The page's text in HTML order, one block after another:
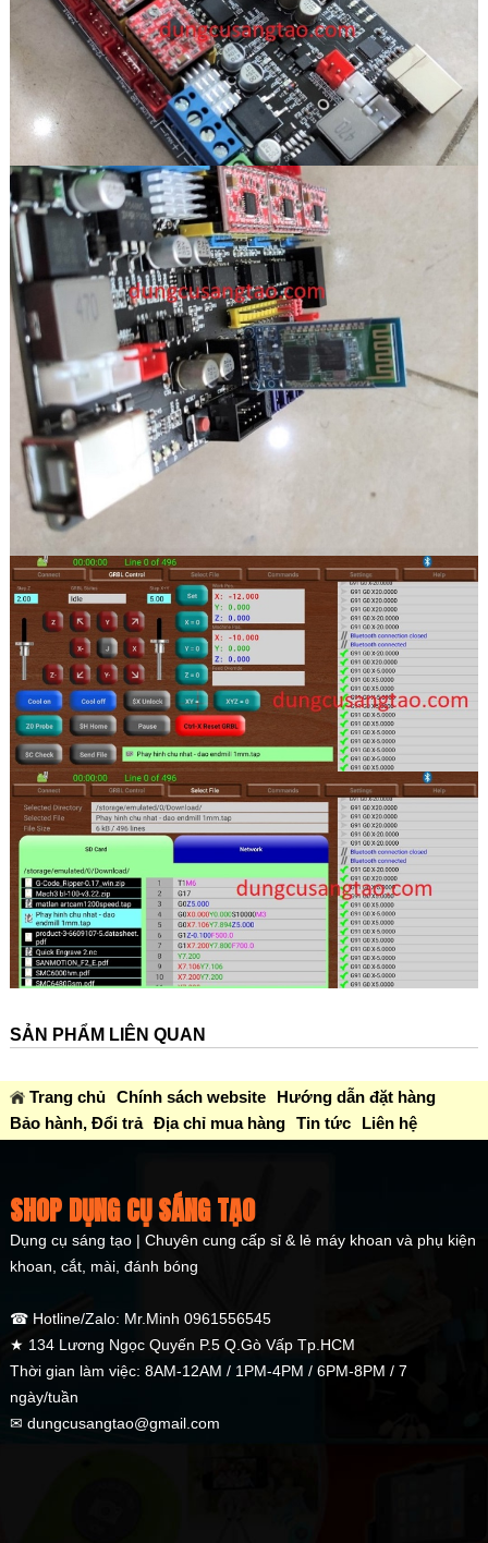
SẢN PHẨM LIÊN QUAN
Trang chủ Chính sách website
Hướng dẫn đặt hàng
Bảo hành, Đổi trả Địa chỉ mua hàng Tin tức Liên hệ
SHOP DỤNG CỤ SÁNG TẠO
Dụng cụ sáng tạo | Chuyên cung cấp sỉ & lẻ máy khoan và phụ kiện
khoan, cắt, mài, đánh bóng
☎ Hotline/Zalo: Mr.Minh 0961556545
★ 134 Lương Ngọc Quyến P.5 Q.Gò Vấp Tp.HCM
Thời gian làm việc: 8AM-12AM / 1PM-4PM / 6PM-8PM / 7
ngày/tuần
✉ dungcusangtao@gmail.com